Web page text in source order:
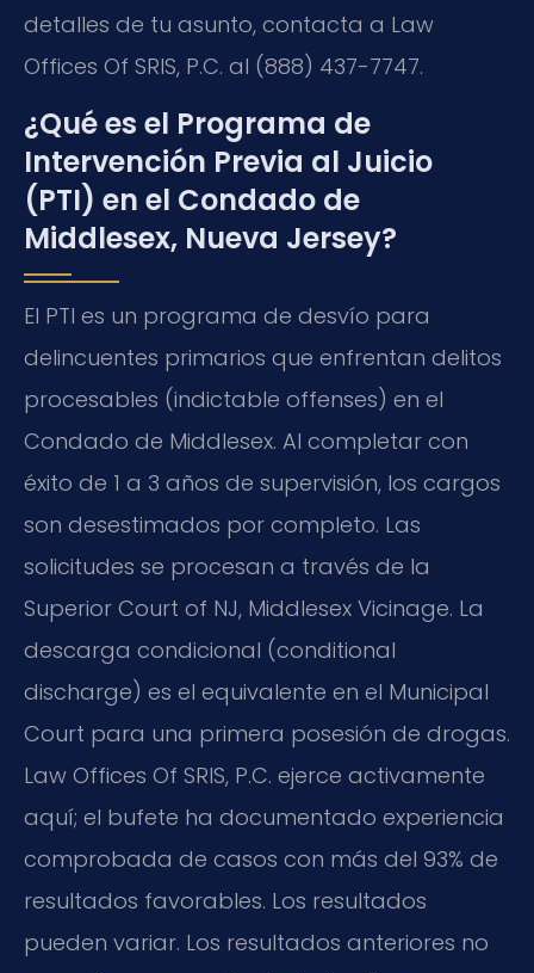
detalles de tu asunto, contacta a Law
Offices Of SRIS, P.C. al (888) 437-7747.
¿Qué es el Programa de
Intervención Previa al Juicio
(PTI) en el Condado de
Middlesex, Nueva Jersey?
El PTI es un programa de desvío para
delincuentes primarios que enfrentan delitos
procesables (indictable offenses) en el
Condado de Middlesex. Al completar con
éxito de 1 a 3 años de supervisión, los cargos
son desestimados por completo. Las
solicitudes se procesan a través de la
Superior Court of NJ, Middlesex Vicinage. La
descarga condicional (conditional
discharge) es el equivalente en el Municipal
Court para una primera posesión de drogas.
Law Offices Of SRIS, P.C. ejerce activamente
aquí; el bufete ha documentado experiencia
comprobada de casos con más del 93% de
resultados favorables. Los resultados
pueden variar. Los resultados anteriores no